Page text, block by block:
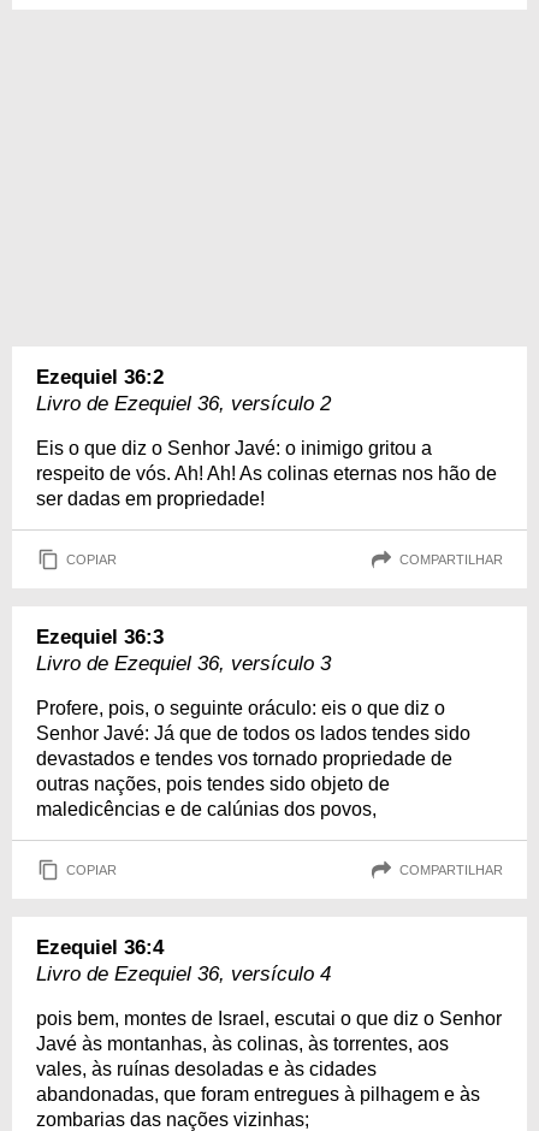
Ezequiel 36:2
Livro de Ezequiel 36, versículo 2
Eis o que diz o Senhor Javé: o inimigo gritou a
respeito de vós. Ah! Ah! As colinas eternas nos hão de
ser dadas em propriedade!
COPIAR COMPARTILHAR
Ezequiel 36:3
Livro de Ezequiel 36, versículo 3
Profere, pois, o seguinte oráculo: eis o que diz o
Senhor Javé: Já que de todos os lados tendes sido
devastados e tendes vos tornado propriedade de
outras nações, pois tendes sido objeto de
maledicências e de calúnias dos povos,
COPIAR COMPARTILHAR
Ezequiel 36:4
Livro de Ezequiel 36, versículo 4
pois bem, montes de Israel, escutai o que diz o Senhor
Javé às montanhas, às colinas, às torrentes, aos
vales, às ruínas desoladas e às cidades
abandonadas, que foram entregues à pilhagem e às
zombarias das nações vizinhas;